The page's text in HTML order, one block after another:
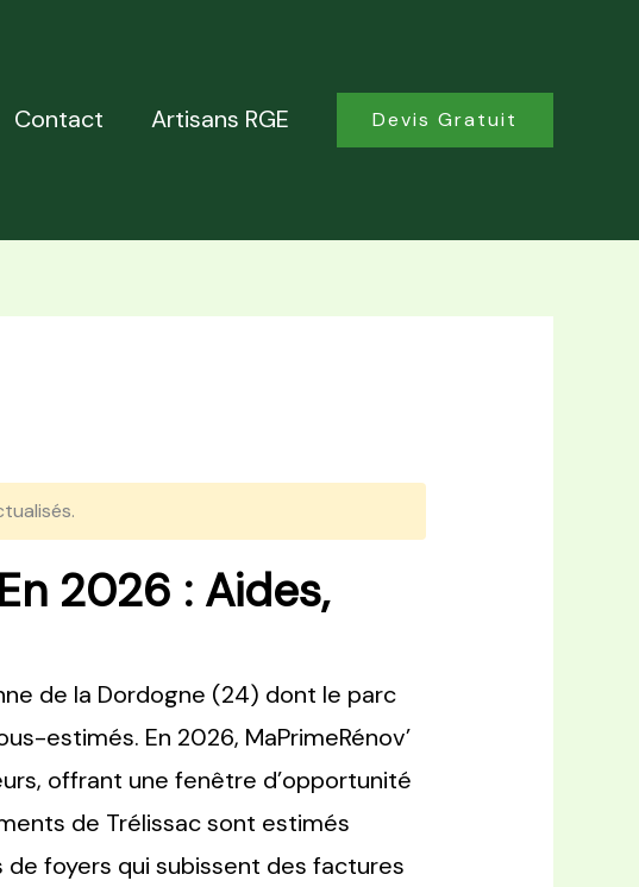
Contact Artisans RGE Devis Gratuit
2026 : Aides,
de la Dordogne (24) dont le parc
estimés. En 2026, MaPrimeRénov’
offrant une fenêtre d’opportunité
de Trélissac sont estimés
foyers qui subissent des factures